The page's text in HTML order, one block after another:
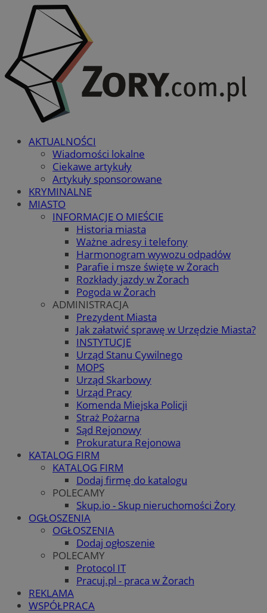
AKTUALNOŚCI
Wiadomości lokalne
Ciekawe artykuły
Artykuły sponsorowane
KRYMINALNE
MIASTO
INFORMACJE O MIEŚCIE
Historia miasta
Ważne adresy i telefony
Harmonogram wywozu odpadów
Parafie i msze święte w Żorach
Rozkłady jazdy w Żorach
Pogoda w Żorach
ADMINISTRACJA
Prezydent Miasta
Jak załatwić sprawę w Urzędzie Miasta?
INSTYTUCJE
Urząd Stanu Cywilnego
MOPS
Urząd Skarbowy
Urząd Pracy
Komenda Miejska Policji
Straż Pożarna
Sąd Rejonowy
Prokuratura Rejonowa
KATALOG FIRM
KATALOG FIRM
Dodaj firmę do katalogu
POLECAMY
Skup.io - Skup nieruchomości Żory
OGŁOSZENIA
OGŁOSZENIA
Dodaj ogłoszenie
POLECAMY
Protocol IT
Pracuj.pl - praca w Żorach
REKLAMA
WSPÓŁPRACA